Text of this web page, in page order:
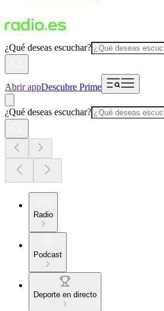
¿Qué deseas escuchar?
Abrir appDescubre Prime
¿Qué deseas escuchar?
Radio
Podcast
Deporte en directo